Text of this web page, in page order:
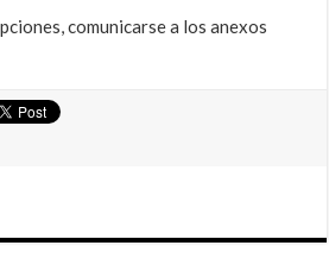
comunicarse a los anexos